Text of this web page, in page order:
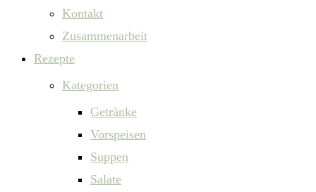
Kontakt
Zusammenarbeit
Rezepte
Kategorien
Getränke
Vorspeisen
Suppen
Salate